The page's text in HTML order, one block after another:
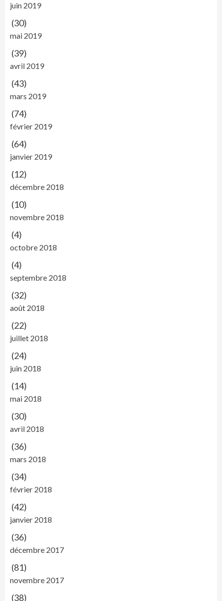
juin 2019
(30)
mai 2019
(39)
avril 2019
(43)
mars 2019
(74)
février 2019
(64)
janvier 2019
(12)
décembre 2018
(10)
novembre 2018
(4)
octobre 2018
(4)
septembre 2018
(32)
août 2018
(22)
juillet 2018
(24)
juin 2018
(14)
mai 2018
(30)
avril 2018
(36)
mars 2018
(34)
février 2018
(42)
janvier 2018
(36)
décembre 2017
(81)
novembre 2017
(38)